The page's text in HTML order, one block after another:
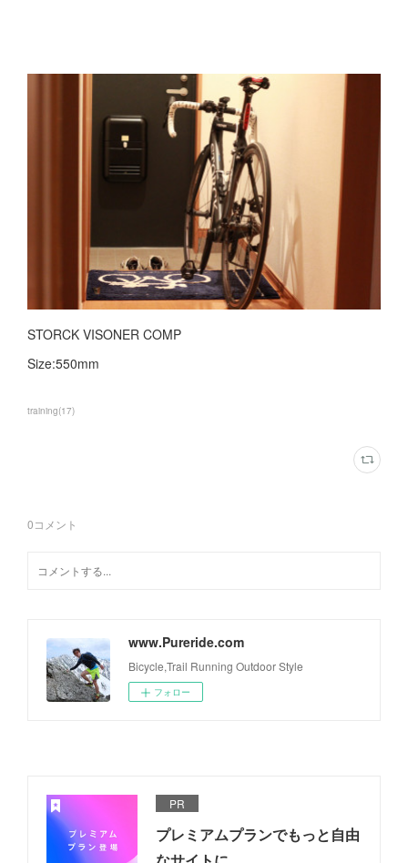
STORCK VISONER COMP
Size:550mm
training(17)
0コメント
www.Pureride.com
Bicycle,Trail Running Outdoor Style
フォロー
PR
プレミアムプランでもっと自由